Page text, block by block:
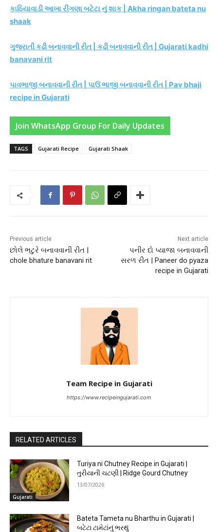
કાઠિયાવાડી આખા રીંગણા બટેટા નું શાક | Akha ringan bateta nu
shaak
ગુજરાતી કઢી બનાવવાની રીત | કઢી બનાવવાની રીત | Gujarati kadhi
banavani rit
પાવભાજી બનાવવાની રીત | પાઉં ભાજી બનાવવાની રીત | Pav bhaji
recipe in Gujarati
Join WhatsApp Group For Daily Updates
TAGS Gujarati Recipe Gujarati Shaak
Previous article
છોલે ભટુરે બનાવવાની રીત |
chole bhature banavani rit
Next article
પનીર દો પ્યાજા બનાવવાની
સરળ રીત | Paneer do pyaza
recipe in Gujarati
Team Recipe in Gujarati
https://www.recipeingujarati.com
RELATED ARTICLES
Gujarati
Turiya ni Chutney Recipe in Gujarati |
તુરીયાની ચટણી | Ridge Gourd Chutney
13/07/2026
Bateta Tameta nu Bharthu in Gujarati |
બટેટા ટામેટાંનું ભરથું